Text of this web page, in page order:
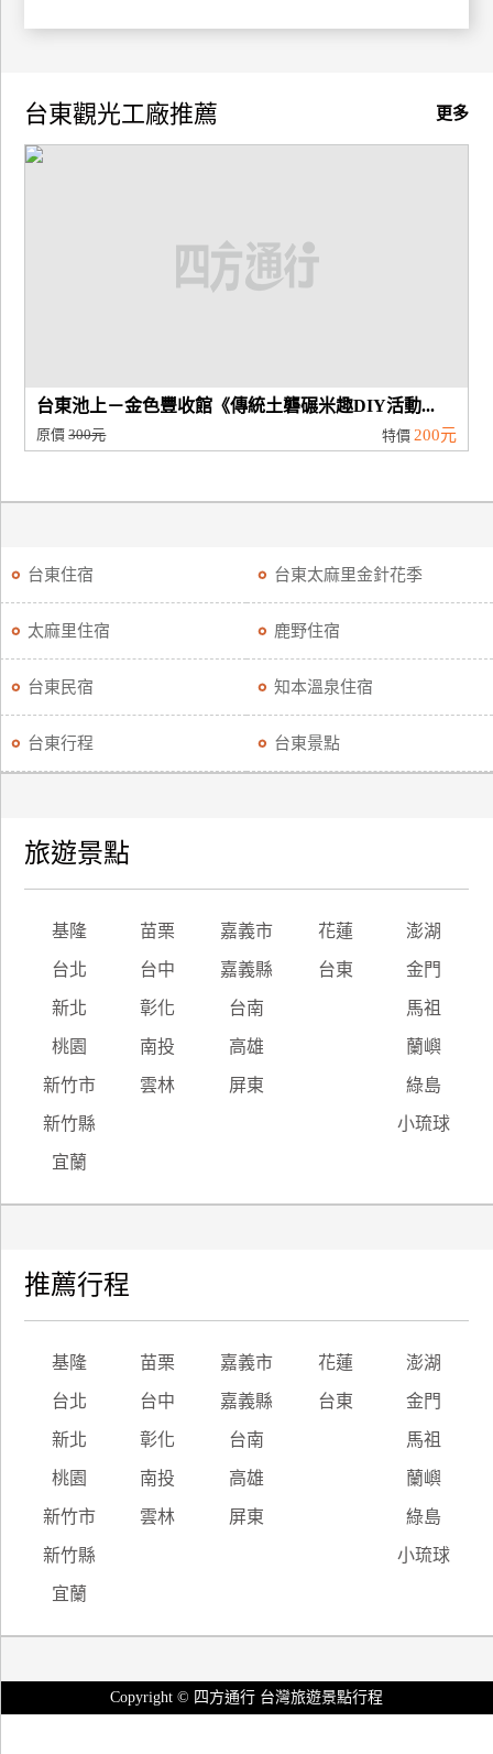
更多
台東觀光工廠推薦
台東池上－金色豐收館《傳統土礱碾米趣DIY活動...
原價300元 特價 200元
台東住宿 台東太麻里金針花季
太麻里住宿 鹿野住宿
台東民宿 知本溫泉住宿
台東行程 台東景點
旅遊景點
基隆 苗栗 嘉義市 花蓮 澎湖
台北 台中 嘉義縣 台東 金門
新北 彰化 台南 馬祖
桃園 南投 高雄 蘭嶼
新竹市 雲林 屏東 綠島
新竹縣 小琉球
宜蘭
推薦行程
基隆 苗栗 嘉義市 花蓮 澎湖
台北 台中 嘉義縣 台東 金門
新北 彰化 台南 馬祖
桃園 南投 高雄 蘭嶼
新竹市 雲林 屏東 綠島
新竹縣 小琉球
宜蘭
Copyright © 四方通行 台灣旅遊景點行程